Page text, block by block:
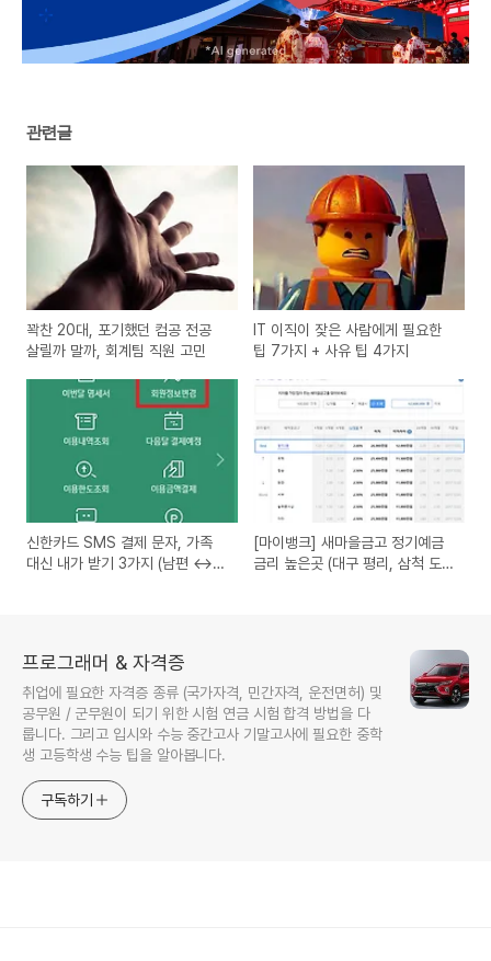
관련글
꽉찬 20대, 포기했던 컴공 전공
살릴까 말까, 회계팀 직원 고민
IT 이직이 잦은 사람에게 필요한
팁 7가지 + 사유 팁 4가지
신한카드 SMS 결제 문자, 가족
대신 내가 받기 3가지 (남편 <->
[마이뱅크] 새마을금고 정기예금
금리 높은곳 (대구 평리, 삼척 도
프로그래머 & 자격증
취업에 필요한 자격증 종류 (국가자격, 민간자격, 운전면허) 및
공무원 / 군무원이 되기 위한 시험 연금 시험 합격 방법을 다
룹니다. 그리고 입시와 수능 중간고사 기말고사에 필요한 중학
생 고등학생 수능 팁을 알아봅니다.
구독하기